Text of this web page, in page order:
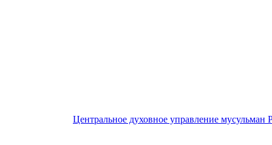
Центральное духовное управление мусульман